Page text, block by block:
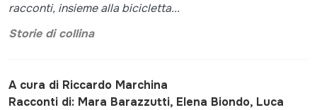
racconti, insieme alla bicicletta...
Storie di collina
A cura di Riccardo Marchina
Racconti di: Mara Barazzutti, Elena Biondo, Luca